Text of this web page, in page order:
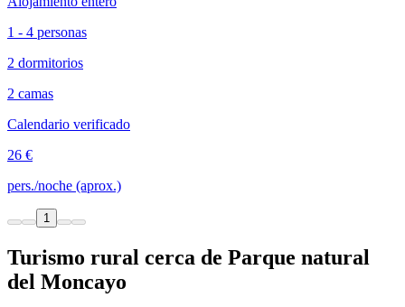
1 - 4 personas
2 dormitorios
2 camas
Calendario verificado
26 €
pers./noche (aprox.)
1
Turismo rural cerca de Parque natural
del Moncayo